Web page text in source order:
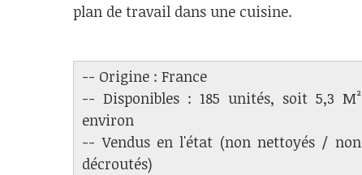
plan de travail dans une cuisine.
-- Origine : France
-- Disponibles : 185 unités, soit 5,3 M²
environ
-- Vendus en l'état (non nettoyés / non
décroutés)